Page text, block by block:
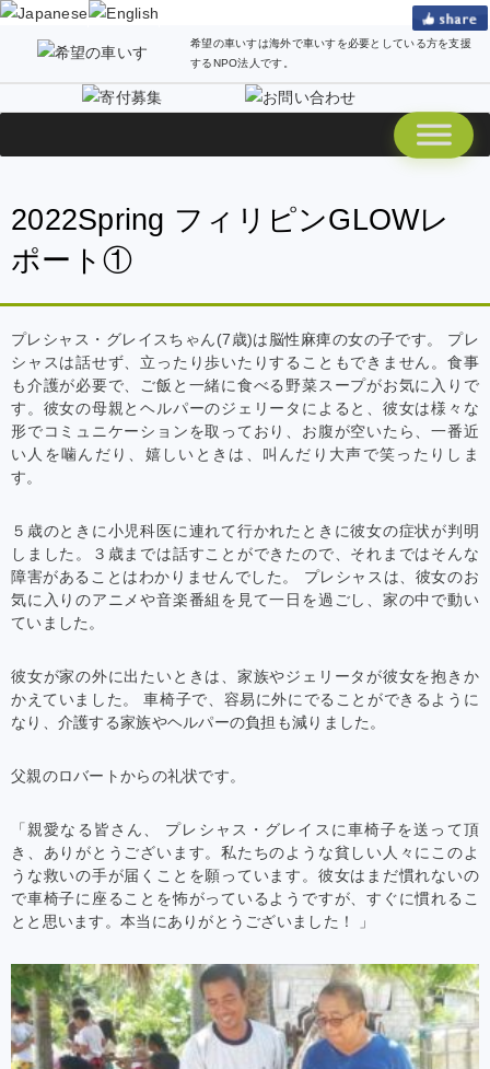
希望の車いすは海外で車いすを必要としている方を支援
するNPO法人です。
2022Spring フィリピンGLOWレ
ポート①
プレシャス・グレイスちゃん(7歳)は脳性麻痺の女の子です。 プレ
シャスは話せず、立ったり歩いたりすることもできません。食事
も介護が必要で、ご飯と一緒に食べる野菜スープがお気に入りで
す。彼女の母親とヘルパーのジェリータによると、彼女は様々な
形でコミュニケーションを取っており、お腹が空いたら、一番近
い人を噛んだり、嬉しいときは、叫んだり大声で笑ったりしま
す。
５歳のときに小児科医に連れて行かれたときに彼女の症状が判明
しました。３歳までは話すことができたので、それまではそんな
障害があることはわかりませんでした。 プレシャスは、彼女のお
気に入りのアニメや音楽番組を見て一日を過ごし、家の中で動い
ていました。
彼女が家の外に出たいときは、家族やジェリータが彼女を抱きか
かえていました。 車椅子で、容易に外にでることができるように
なり、介護する家族やヘルパーの負担も減りました。
父親のロバートからの礼状です。
「親愛なる皆さん、 プレシャス・グレイスに車椅子を送って頂
き、ありがとうございます。私たちのような貧しい人々にこのよ
うな救いの手が届くことを願っています。彼女はまだ慣れないの
で車椅子に座ることを怖がっているようですが、すぐに慣れるこ
とと思います。本当にありがとうございました！ 」